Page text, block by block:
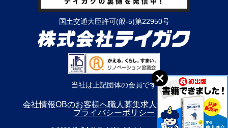
国土交通大臣許可(般-5)第22950号
当社は上記団体の会員です
会社情報OBのお客様へ職人募集求人情報
利用規約
プライバシーポリシー